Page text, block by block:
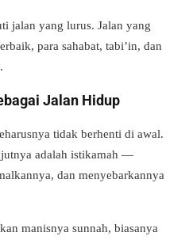
jalan yang lurus. Jalan yang
para sahabat, tabi’in, dan
Jalan Hidup
tidak berhenti di awal.
adalah istikamah —
dan menyebarkannya
manisnya sunnah, biasanya